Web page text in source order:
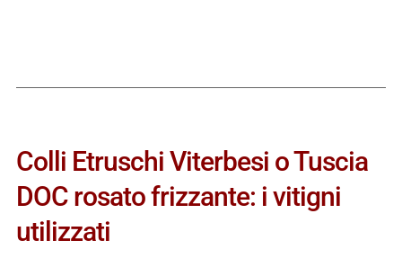
Colli Etruschi Viterbesi o Tuscia
DOC rosato frizzante: i vitigni
utilizzati